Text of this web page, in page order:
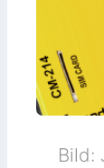
Bild: